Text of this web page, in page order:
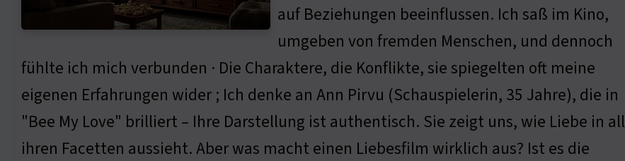
auf Beziehungen beeinflussen. Ich saß im Kino,
umgeben von fremden Menschen, und dennoch
fühlte ich mich verbunden · Die Charaktere, die Konflikte, sie spiegelten oft meine
eigenen Erfahrungen wider ; Ich denke an Ann Pirvu (Schauspielerin, 35 Jahre), die in
"Bee My Love" brilliert – Ihre Darstellung ist authentisch. Sie zeigt uns, wie Liebe in all
ihren Facetten aussieht. Aber was macht einen Liebesfilm wirklich aus? Ist es die